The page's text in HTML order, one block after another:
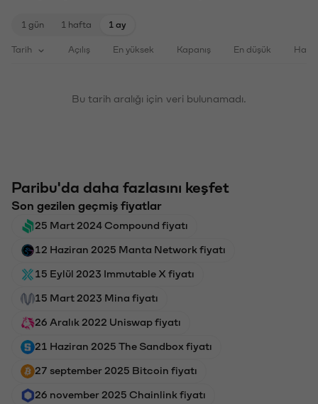
1 gün 1 hafta 1 ay
Tarih Açılış En yüksek Kapanış En düşük
Bu tarih aralığı için veri bulunamadı.
Paribu'da daha fazlasını keşfet
Son gezilen geçmiş fiyatlar
25 Mart 2024 Compound fiyatı
12 Haziran 2025 Manta Network fiyatı
15 Eylül 2023 Immutable X fiyatı
15 Mart 2023 Mina fiyatı
26 Aralık 2022 Uniswap fiyatı
21 Haziran 2025 The Sandbox fiyatı
27 september 2025 Bitcoin fiyatı
26 november 2025 Chainlink fiyatı